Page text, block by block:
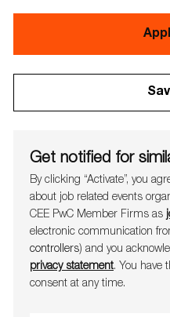
Get notified for
By clicking “Activate”, you
about job related events
CEE PwC Member Firms as
electronic communication
controllers) and you
privacy statement. You have
consent at any time.